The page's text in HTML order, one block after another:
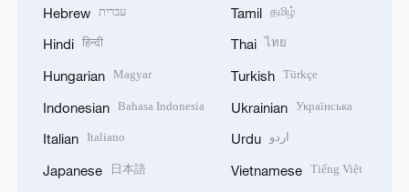
Hebrew עברית
Hindi हिन्दी
Hungarian Magyar
Indonesian Bahasa Indonesia
Italian Italiano
Japanese
日本語
Tamil தமிழ்
Thai ไทย
Turkish Türkçe
Ukrainian Українська
Urdu اردو
Vietnamese Tiếng Việt